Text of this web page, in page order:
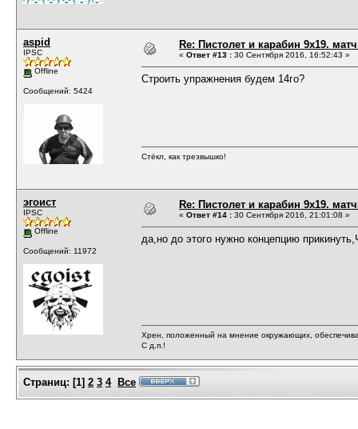
aspid
IPSC
Offline
Сообщений: 5424
Re: Пистолет и карабин 9х19.
« Ответ #13 : 30 Сентября 2016, 16:52:43 »
Строить упражнения будем 14го?
Стёкл, как трезвышко!
эгоист
IPSC
Offline
Сообщений: 11972
Re: Пистолет и карабин 9х19.
« Ответ #14 : 30 Сентября 2016, 21:01:08 »
да,но до этого нужно концепцию
Хрен, положенный на мнение окружающих,
С д.п.!
Страниц: [1] 2 3 4 Все